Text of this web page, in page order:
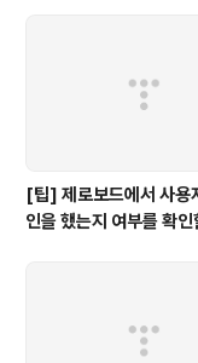
[팁] 제로보드에서 사용
인을 했는지 여부를 확인